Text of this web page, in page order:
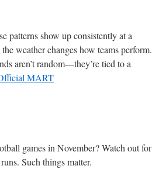
patterns show up consistently at a
weather changes how teams perform.
aren’t random—they’re tied to a
MART
games in November? Watch out for
Such things matter.